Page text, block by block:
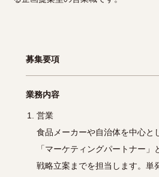
募集要項
業務内容
営業
食品メーカーや自治体を中心と
「マーケティングパートナー」
戦略立案までを担当します。単